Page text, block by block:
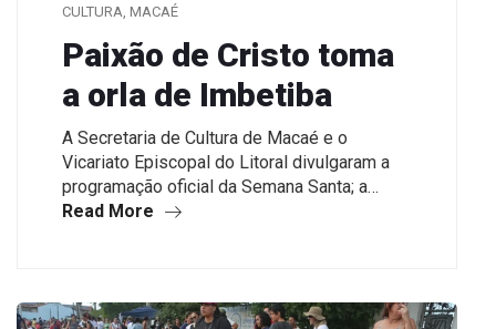
CULTURA MACAÉ
Paixão de Cristo toma
a orla de Imbetiba
A Secretaria de Cultura de Macaé e o
Vicariato Episcopal do Litoral divulgaram a
programação oficial da Semana Santa; a…
Read More